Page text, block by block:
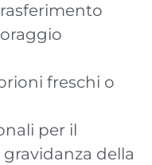
freschi o
per il
della